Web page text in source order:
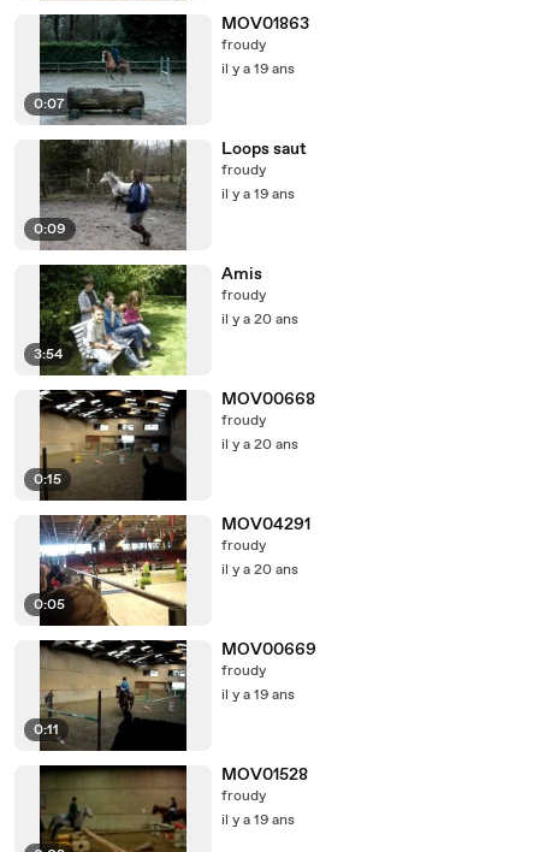
0:07
MOV01863
froudy
il y a 19 ans
0:09
Loops saut
froudy
il y a 19 ans
3:54
Amis
froudy
il y a 20 ans
0:15
MOV00668
froudy
il y a 20 ans
0:05
MOV04291
froudy
il y a 20 ans
0:11
MOV00669
froudy
il y a 19 ans
MOV01528
froudy
il y a 19 ans